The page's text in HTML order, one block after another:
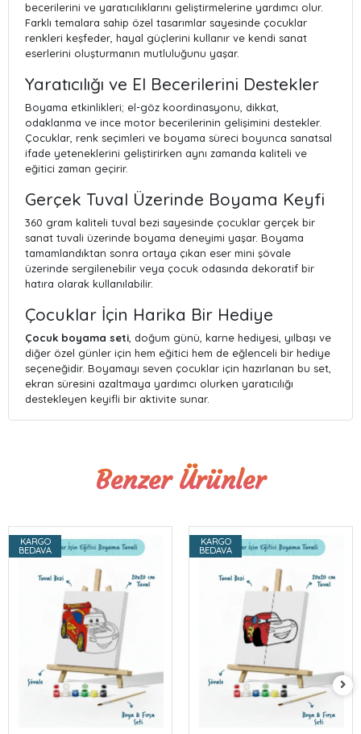
becerilerini ve yaratıcılıklarını geliştirmelerine yardımcı olur.
Farklı temalara sahip özel tasarımlar sayesinde çocuklar
renkleri keşfeder, hayal güçlerini kullanır ve kendi sanat
eserlerini oluşturmanın mutluluğunu yaşar.
Yaratıcılığı ve El Becerilerini Destekler
Boyama etkinlikleri; el-göz koordinasyonu, dikkat,
odaklanma ve ince motor becerilerinin gelişimini destekler.
Çocuklar, renk seçimleri ve boyama süreci boyunca sanatsal
ifade yeteneklerini geliştirirken aynı zamanda kaliteli ve
eğitici zaman geçirir.
Gerçek Tuval Üzerinde Boyama Keyfi
360 gram kaliteli tuval bezi sayesinde çocuklar gerçek bir
sanat tuvali üzerinde boyama deneyimi yaşar. Boyama
tamamlandıktan sonra ortaya çıkan eser mini şövale
üzerinde sergilenebilir veya çocuk odasında dekoratif bir
hatıra olarak kullanılabilir.
Çocuklar İçin Harika Bir Hediye
Çocuk boyama seti , doğum günü, karne hediyesi, yılbaşı ve
diğer özel günler için hem eğitici hem de eğlenceli bir hediye
seçeneğidir. Boyamayı seven çocuklar için hazırlanan bu set,
ekran süresini azaltmaya yardımcı olurken yaratıcılığı
destekleyen keyifli bir aktivite sunar.
Benzer Ürünler
KARGO
BEDAVA
KARGO
BEDAVA